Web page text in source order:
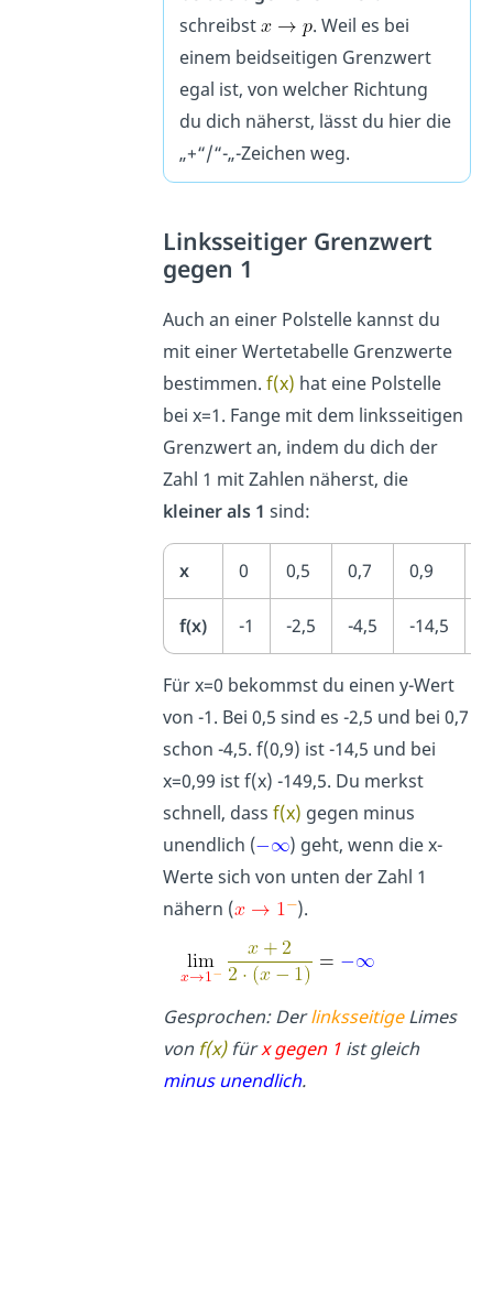
schreibst
. Weil es bei
einem beidseitigen Grenzwert
egal ist, von welcher Richtung
du dich näherst, lässt du hier die
„+“/“-„-Zeichen weg.
Linksseitiger Grenzwert
gegen 1
Auch an einer Polstelle kannst du
mit einer Wertetabelle Grenzwerte
bestimmen.f(x) hat eine Polstelle
bei x=1. Fange mit dem linksseitigen
Grenzwert an, indem du dich der
Zahl 1 mit Zahlen näherst, die
kleiner als 1 sind:
x 0 0,5 0,7 0,9
f(x) -1 -2,5 -4,5 -14,5
Für x=0 bekommst du einen y-Wert
von -1. Bei 0,5 sind es -2,5 und bei 0,7
schon -4,5. f(0,9) ist -14,5 und bei
x=0,99 ist f(x) -149,5. Du merkst
schnell, dassf(x) gegen minus
unendlich (
) geht, wenn die x-
Werte sich von unten der Zahl 1
nähern (
).
Gesprochen: DerlinksseitigeLimes
von f(x)fürx gegen 1 ist gleich
minus unendlich.